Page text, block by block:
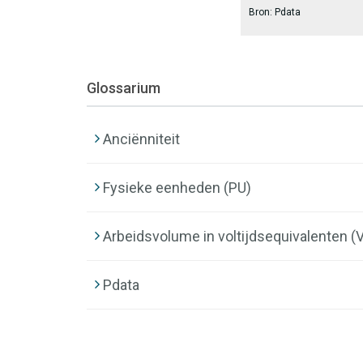
Bron: Pdata
Glossarium
Anciënniteit
Fysieke eenheden (PU)
Arbeidsvolume in voltijdsequivalenten
Pdata